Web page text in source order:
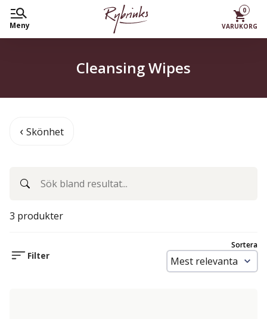
Meny
0
VARUKORG
Cleansing Wipes
Skönhet
3 produkter
Sortera
Filter